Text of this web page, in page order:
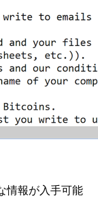
情報が入手可能